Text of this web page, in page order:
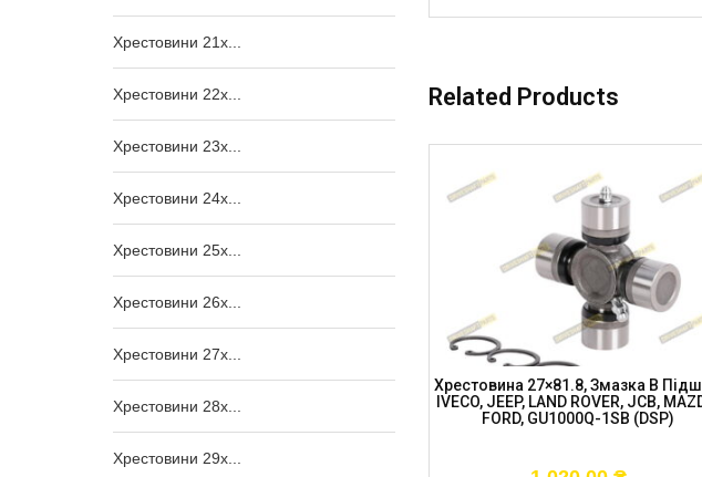
Хрестовини 21x...
Хрестовини 22x...
Хрестовини 23x...
Хрестовини 24x...
Хрестовини 25x...
Хрестовини 26x...
Хрестовини 27x...
Хрестовини 28x...
Хрестовини 29x...
Related Products
Хрестовина Піввісі 27×52.4 I/C (82), Без
Тавотн, JEEP Grand Cherokee,
Хрестовина 27×81.8, Змазка В
IVECO, JEEP, LAND ROVER, JCB,
FORD, GU1000Q-1SB (DSP)